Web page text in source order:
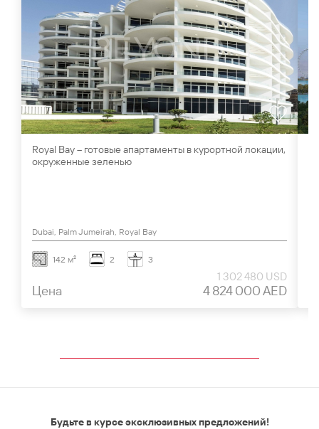
Royal Bay – готовые апартаменты в курортной локации,
окруженные зеленью
Dubai, Palm Jumeirah, Royal Bay
142 м² 2 3
Цена
1 302 480 USD
4 824 000 AED
Будьте в курсе эксклюзивных предложений!